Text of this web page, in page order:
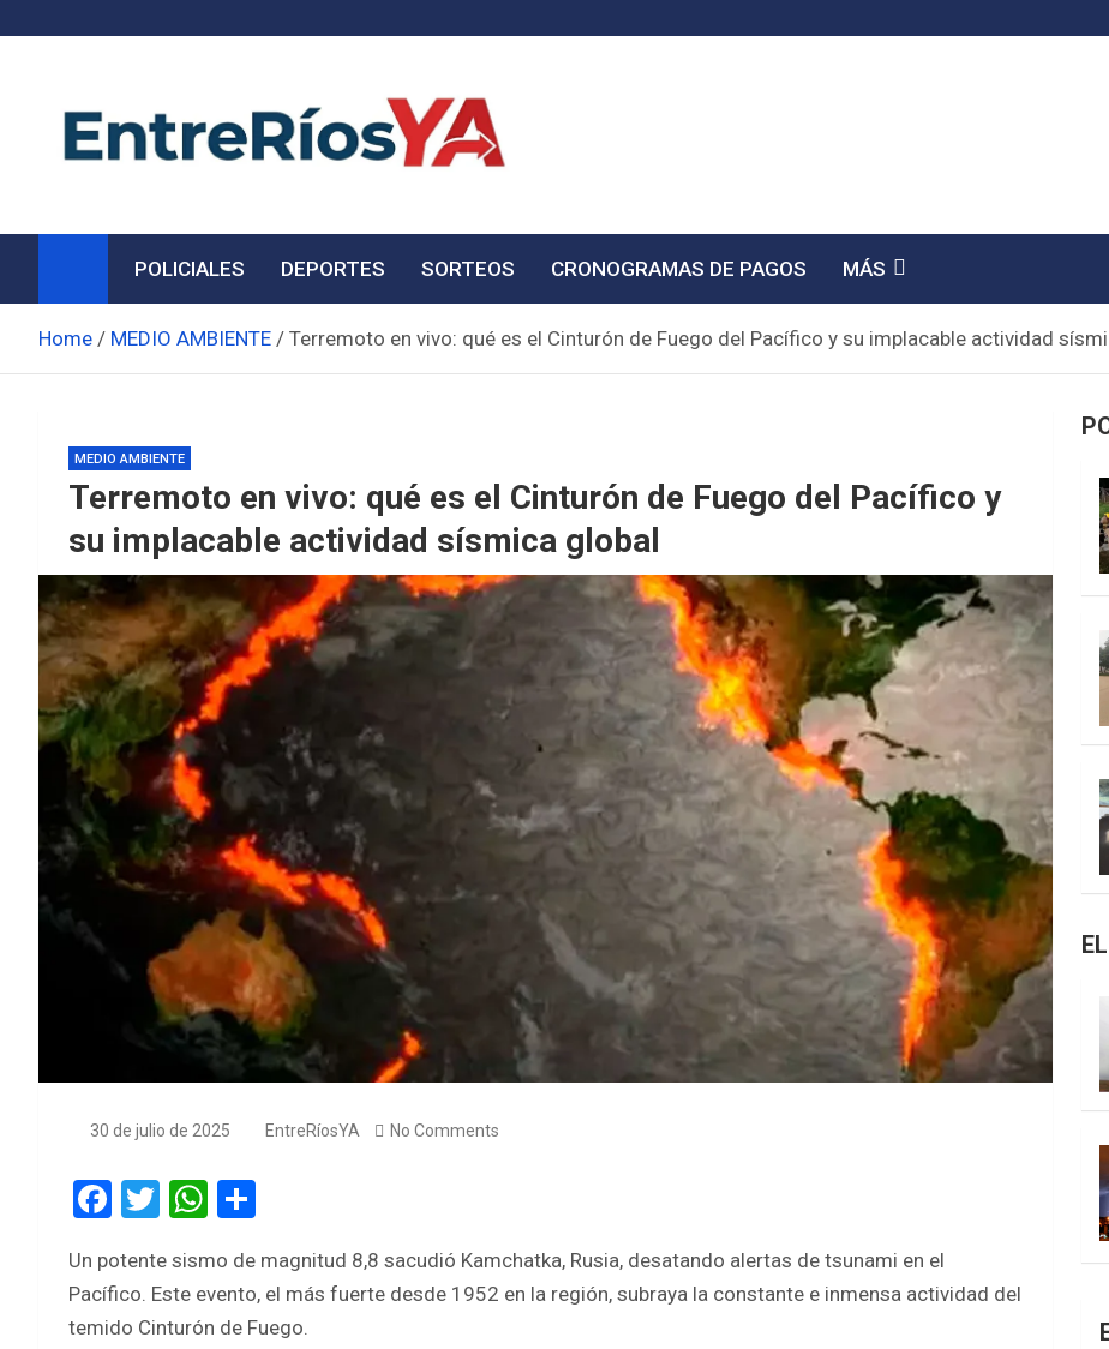
Noticias de Entre Ríos
POLICIALES DEPORTES SORTEOS CRONOGRAMAS DE PAGOS MÁS
Home MEDIO AMBIENTE Terremoto en vivo: qué es el Cinturón de Fuego del Pacífico y su implacable actividad
MEDIO AMBIENTE
Terremoto en vivo: qué es el Cinturón de Fuego del Pacífico y
su implacable actividad sísmica global
30 de julio de 2025 EntreRíosYA No Comments
F
ce
b
T
tt
er
W
at
s
ar
e
Un potente sismo de magnitud 8,8 sacudió Kamchatka, Rusia, desatando alertas de tsunami en el
Pacífico. Este evento, el más fuerte desde 1952 en la región, subraya la constante e inmensa actividad del
temido Cinturón de Fuego.